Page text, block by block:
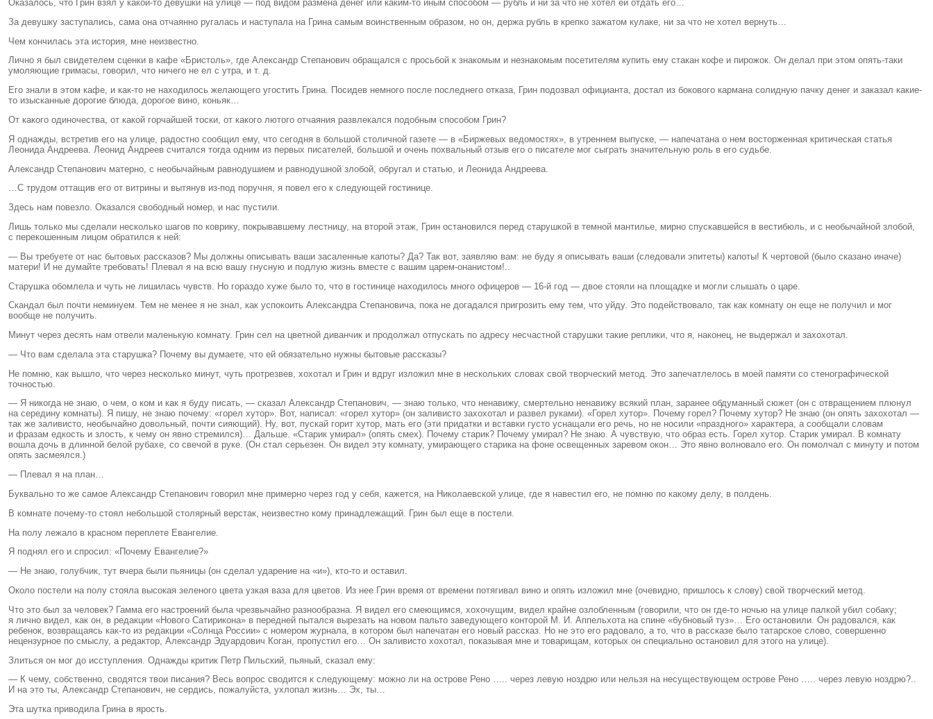
Оказалось, что Грин взял у какой-то девушки на улице — под видом размена денег или каким-то иным способом — рубль и ни за что не хотел ей отдать его…
За девушку заступались, сама она отчаянно ругалась и наступала на Грина самым воинственным образом, но он, держа рубль в крепко зажатом кулаке, ни за что не хотел вернуть…
Чем кончилась эта история, мне неизвестно.
Лично я был свидетелем сценки в кафе «Бристоль», где Александр Степанович обращался с просьбой к знакомым и незнакомым посетителям купить ему стакан кофе и пирожок. Он делал при этом опять-таки
умоляющие гримасы, говорил, что ничего не ел с утра, и т. д.
Его знали в этом кафе, и как-то не находилось желающего угостить Грина. Посидев немного после последнего отказа, Грин подозвал официанта, достал из бокового кармана солидную пачку денег и заказал какие-
то изысканные дорогие блюда, дорогое вино, коньяк…
От какого одиночества, от какой горчайшей тоски, от какого лютого отчаяния развлекался подобным способом Грин?
Я однажды, встретив его на улице, радостно сообщил ему, что сегодня в большой столичной газете — в «Биржевых ведомостях», в утреннем выпуске, — напечатана о нем восторженная критическая статья
Леонида Андреева. Леонид Андреев считался тогда одним из первых писателей, большой и очень похвальный отзыв его о писателе мог сыграть значительную роль в его судьбе.
Александр Степанович матерно, с необычайным равнодушием и равнодушной злобой, обругал и статью, и Леонида Андреева.
…С трудом оттащив его от витрины и вытянув из-под поручня, я повел его к следующей гостинице.
Здесь нам повезло. Оказался свободный номер, и нас пустили.
Лишь только мы сделали несколько шагов по коврику, покрывавшему лестницу, на второй этаж, Грин остановился перед старушкой в темной мантилье, мирно спускавшейся в вестибюль, и с необычайной злобой,
с перекошенным лицом обратился к ней:
— Вы требуете от нас бытовых рассказов? Мы должны описывать ваши засаленные капоты? Да? Так вот, заявляю вам: не буду я описывать ваши (следовали эпитеты) капоты! К чертовой (было сказано иначе)
матери! И не думайте требовать! Плевал я на всю вашу гнусную и подлую жизнь вместе с вашим царем-онанистом!..
Старушка обомлела и чуть не лишилась чувств. Но гораздо хуже было то, что в гостинице находилось много офицеров — 16-й год — двое стояли на площадке и могли слышать о царе.
Скандал был почти неминуем. Тем не менее я не знал, как успокоить Александра Степановича, пока не догадался пригрозить ему тем, что уйду. Это подействовало, так как комнату он еще не получил и мог
вообще не получить.
Минут через десять нам отвели маленькую комнату. Грин сел на цветной диванчик и продолжал отпускать по адресу несчастной старушки такие реплики, что я, наконец, не выдержал и захохотал.
— Что вам сделала эта старушка? Почему вы думаете, что ей обязательно нужны бытовые рассказы?
Не помню, как вышло, что через несколько минут, чуть протрезвев, хохотал и Грин и вдруг изложил мне в нескольких словах свой творческий метод. Это запечатлелось в моей памяти со стенографической
точностью.
— Я никогда не знаю, о чем, о ком и как я буду писать, — сказал Александр Степанович, — знаю только, что ненавижу, смертельно ненавижу всякий план, заранее обдуманный сюжет (он с отвращением плюнул
на середину комнаты). Я пишу, не знаю почему: «горел хутор». Вот, написал: «горел хутор» (он заливисто захохотал и развел руками). «Горел хутор». Почему горел? Почему хутор? Не знаю (он опять захохотал —
так же заливисто, необычайно довольный, почти сияющий). Ну, вот, пускай горит хутор, мать его (эти придатки и вставки густо уснащали его речь, но не носили «праздного» характера, а сообщали словам
и фразам едкость и злость, к чему он явно стремился)… Дальше. «Старик умирал» (опять смех). Почему старик? Почему умирал? Не знаю. А чувствую, что образ есть. Горел хутор. Старик умирал. В комнату
вошла дочь в длинной белой рубахе, со свечой в руке. (Он стал серьезен. Он видел эту комнату, умирающего старика на фоне освещенных заревом окон… Это явно волновало его. Он помолчал с минуту и потом
опять засмеялся.)
— Плевал я на план…
Буквально то же самое Александр Степанович говорил мне примерно через год у себя, кажется, на Николаевской улице, где я навестил его, не помню по какому делу, в полдень.
В комнате почему-то стоял небольшой столярный верстак, неизвестно кому принадлежащий. Грин был еще в постели.
На полу лежало в красном переплете Евангелие.
Я поднял его и спросил: «Почему Евангелие?»
— Не знаю, голубчик, тут вчера были пьяницы (он сделал ударение на «и»), кто-то и оставил.
Около постели на полу стояла высокая зеленого цвета узкая ваза для цветов. Из нее Грин время от времени потягивал вино и опять изложил мне (очевидно, пришлось к слову) свой творческий метод.
Что это был за человек? Гамма его настроений была чрезвычайно разнообразна. Я видел его смеющимся, хохочущим, видел крайне озлобленным (говорили, что он где-то ночью на улице палкой убил собаку;
я лично видел, как он, в редакции «Нового Сатирикона» в передней пытался вырезать на новом пальто заведующего конторой М. И. Аппельхота на спине «бубновый туз»… Его остановили. Он радовался, как
ребенок, возвращаясь как-то из редакции «Солнца России» с номером журнала, в котором был напечатан его новый рассказ. Но не это его радовало, а то, что в рассказе было татарское слово, совершенно
нецензурное по смыслу, а редактор, Александр Эдуардович Коган, пропустил его… Он заливисто хохотал, показывая мне и товарищам, которых он специально остановил для этого на улице).
Злиться он мог до исступления. Однажды критик Петр Пильский, пьяный, сказал ему:
— К чему, собственно, сводятся твои писания? Весь вопрос сводится к следующему: можно ли на острове Рено ….. через левую ноздрю или нельзя на несуществующем острове Рено ….. через левую ноздрю?..
И на это ты, Александр Степанович, не сердись, пожалуйста, ухлопал жизнь… Эх, ты…
Эта шутка приводила Грина в ярость.